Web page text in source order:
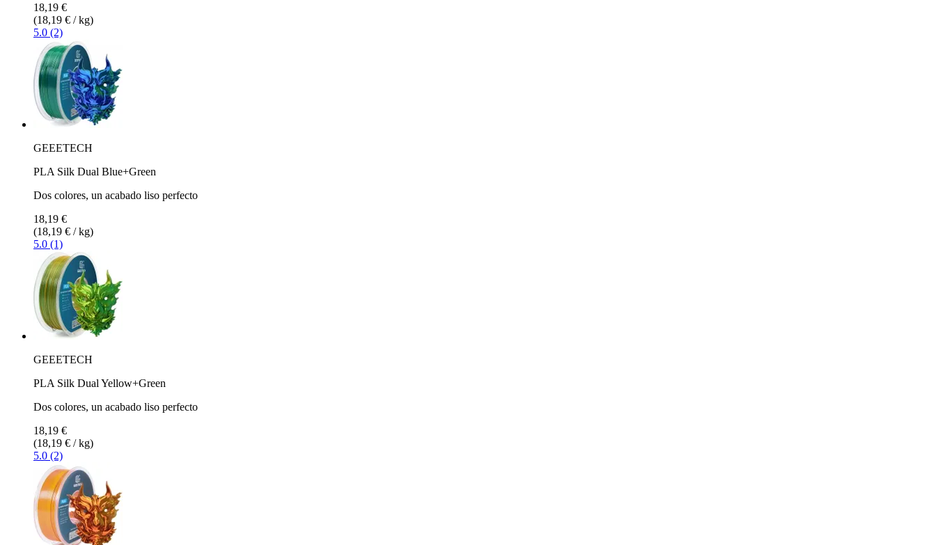
18,19 €
(18,19 € / kg)
5.0 (2)
GEEETECH
PLA Silk Dual Blue+Green
Dos colores, un acabado liso perfecto
18,19 €
(18,19 € / kg)
5.0 (1)
GEEETECH
PLA Silk Dual Yellow+Green
Dos colores, un acabado liso perfecto
18,19 €
(18,19 € / kg)
5.0 (2)